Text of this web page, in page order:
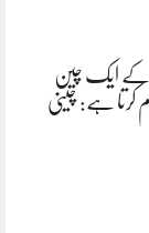
کے ایک چین
کرتا ہے: چینی